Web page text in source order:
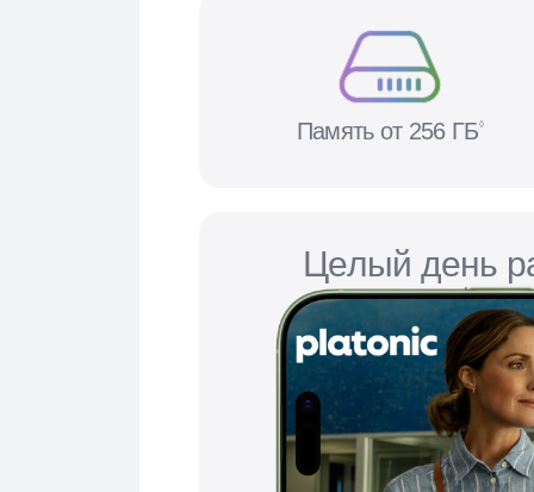
Память от 256 ГБ◊
Целый день